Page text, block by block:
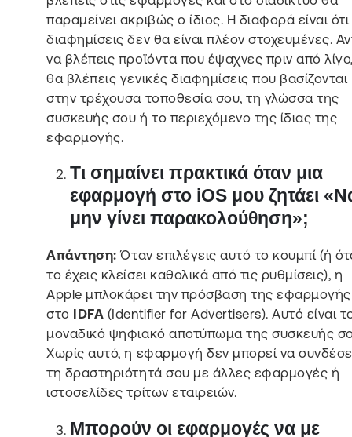
παραμείνει ακριβώς ο ίδιος. Η διαφορά είναι ότι
διαφημίσεις δεν θα είναι πλέον στοχευμένες.
να βλέπεις προϊόντα που έψαχνες πριν από
θα βλέπεις γενικές διαφημίσεις που βασίζονται
στην τρέχουσα τοποθεσία σου, τη γλώσσα της
συσκευής σου ή το περιεχόμενο της ίδιας της
εφαρμογής.
Τι σημαίνει πρακτικά όταν μια
εφαρμογή στο iOS μου ζητάει
μην γίνει παρακολούθηση»;
Απάντηση: Όταν επιλέγεις αυτό το κουμπί (ή
το έχεις κλείσει καθολικά από τις ρυθμίσεις), η
Apple μπλοκάρει την πρόσβαση της εφαρμογής
στο IDFA (Identifier for Advertisers). Αυτό είναι
μοναδικό ψηφιακό αποτύπωμα της συσκευής
Χωρίς αυτό, η εφαρμογή δεν μπορεί να
τη δραστηριότητά σου με άλλες εφαρμογές ή
ιστοσελίδες τρίτων εταιρειών.
Μπορούν οι εφαρμογές να με